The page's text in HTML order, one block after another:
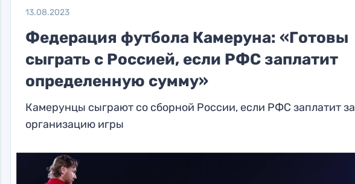
13.08.2023
Федерация футбола Камеруна: «Готовы
сыграть с Россией, если РФС заплатит
определенную сумму»
Камерунцы сыграют со сборной России, если РФС заплатит за
организацию игры